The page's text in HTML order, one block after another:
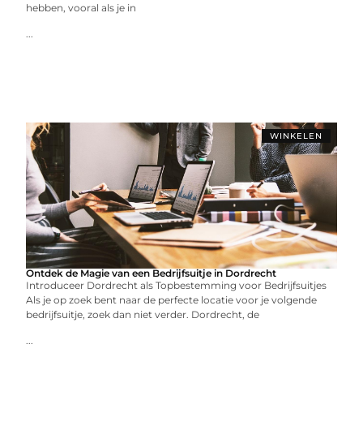
hebben, vooral als je in
...
WINKELEN
Ontdek de Magie van een Bedrijfsuitje in Dordrecht
Introduceer Dordrecht als Topbestemming voor Bedrijfsuitjes
Als je op zoek bent naar de perfecte locatie voor je volgende
bedrijfsuitje, zoek dan niet verder. Dordrecht, de
...